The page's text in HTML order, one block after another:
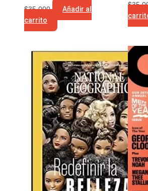
$35.000
Añadir al
carrito
$